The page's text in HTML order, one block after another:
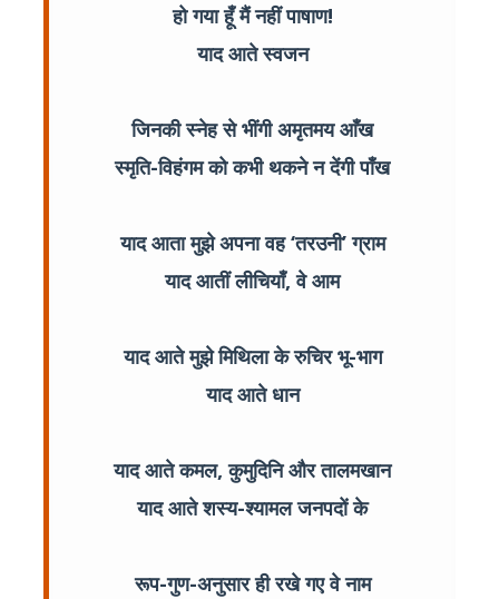
हो गया हूँ मैं नहीं पाषाण!
याद आते स्वजन
जिनकी स्नेह से भींगी अमृतमय आँख
स्मृति-विहंगम को कभी थकने न देंगी पाँख
याद आता मुझे अपना वह ‘तरउनी’ ग्राम
याद आतीं लीचियाँ, वे आम
याद आते मुझे मिथिला के रुचिर भू-भाग
याद आते धान
याद आते कमल, कुमुदिनि और तालमखान
याद आते शस्य-श्यामल जनपदों के
रूप-गुण-अनुसार ही रखे गए वे नाम